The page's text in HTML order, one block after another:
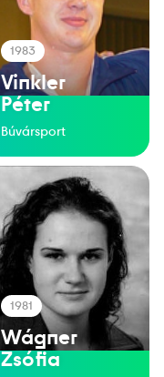
1983
Vinkler
Péter
Búvársport
1981
Wágner
Zsófia